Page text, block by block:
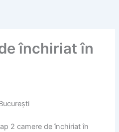
închiriat în
2 camere de închiriat în